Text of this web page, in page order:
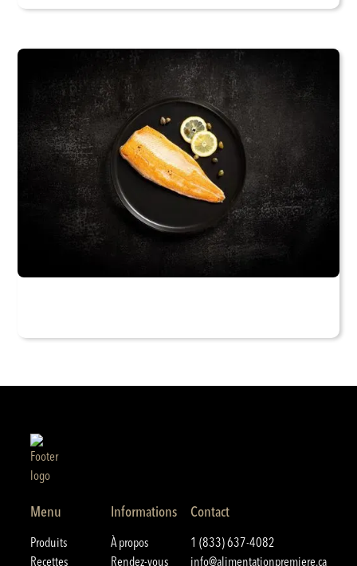
Menu
Produits
Recettes
Informations
À propos
Rendez-vous
Contact
1 (833) 637-4082
info@alimentationpremiere.ca